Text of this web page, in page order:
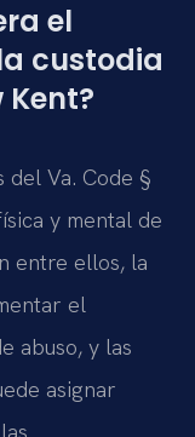
el
custodia
del Va. Code §
y mental de
entre ellos, la
el
abuso, y las
asignar